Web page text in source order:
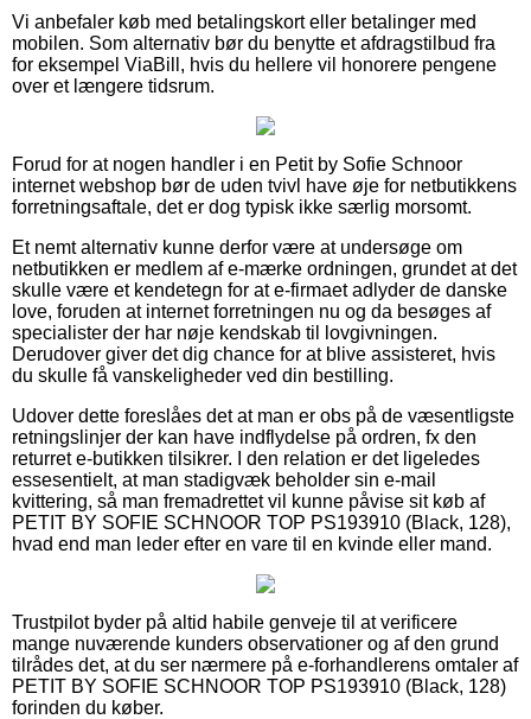
Vi anbefaler køb med betalingskort eller betalinger med
mobilen. Som alternativ bør du benytte et afdragstilbud fra
for eksempel ViaBill, hvis du hellere vil honorere pengene
over et længere tidsrum.
Forud for at nogen handler i en Petit by Sofie Schnoor
internet webshop bør de uden tvivl have øje for netbutikkens
forretningsaftale, det er dog typisk ikke særlig morsomt.
Et nemt alternativ kunne derfor være at undersøge om
netbutikken er medlem af e-mærke ordningen, grundet at det
skulle være et kendetegn for at e-firmaet adlyder de danske
love, foruden at internet forretningen nu og da besøges af
specialister der har nøje kendskab til lovgivningen.
Derudover giver det dig chance for at blive assisteret, hvis
du skulle få vanskeligheder ved din bestilling.
Udover dette foreslåes det at man er obs på de væsentligste
retningslinjer der kan have indflydelse på ordren, fx den
returret e-butikken tilsikrer. I den relation er det ligeledes
essesentielt, at man stadigvæk beholder sin e-mail
kvittering, så man fremadrettet vil kunne påvise sit køb af
PETIT BY SOFIE SCHNOOR TOP PS193910 (Black, 128),
hvad end man leder efter en vare til en kvinde eller mand.
Trustpilot byder på altid habile genveje til at verificere
mange nuværende kunders observationer og af den grund
tilrådes det, at du ser nærmere på e-forhandlerens omtaler af
PETIT BY SOFIE SCHNOOR TOP PS193910 (Black, 128)
forinden du køber.